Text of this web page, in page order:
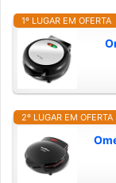
1º LUGAR EM OFERTA
2º LUGAR EM OFERTA